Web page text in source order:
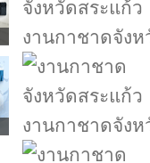
งานกาชาดจัง
งานกาชาดจัง